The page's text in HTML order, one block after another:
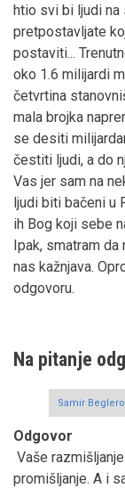
htio svi bi ljudi na
pretpostavljate
postaviti...
oko 1.6 milijardi
četvrtina
mala brojka
se desiti
čestiti ljudi, a do
Vas jer sam na
ljudi biti bačeni u
ih Bog koji sebe
Ipak, smatram da
nas kažnjava.
odgovoru.
Na pitanje
Samir
Odgovor
Vaše
promišljanje. A i